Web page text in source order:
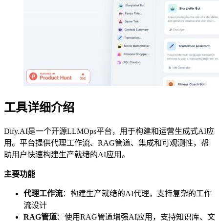
工具详细介绍
Dify.AI是一个开源LLMOps平台，用于构建和运营生成式AI应
用。平台提供代理工作流、RAG管道、集成和可观测性，帮
助用户快速构建生产就绪的AI应用。
主要功能
代理工作流：构建生产就绪的AI代理，支持复杂的工作
流设计
RAG管道：使用RAG管道增强AI应用，支持知识库、文